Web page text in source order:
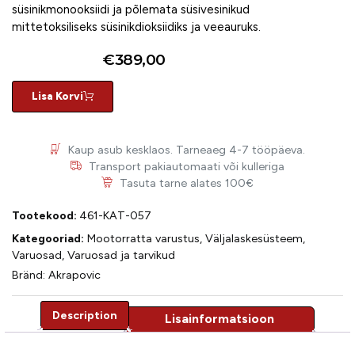
süsinikmonooksiidi ja põlemata süsivesinikud
mittetoksiliseks süsinikdioksiidiks ja veeauruks.
€389,00
Lisa Korvi
Kaup asub kesklaos. Tarneaeg 4-7 tööpäeva.
Transport pakiautomaati või kulleriga
Tasuta tarne alates 100€
Tootekood: 461-KAT-057
Kategooriad: Mootorratta varustus, Väljalaskesüsteem,
Varuosad, Varuosad ja tarvikud
Bränd: Akrapovic
Description